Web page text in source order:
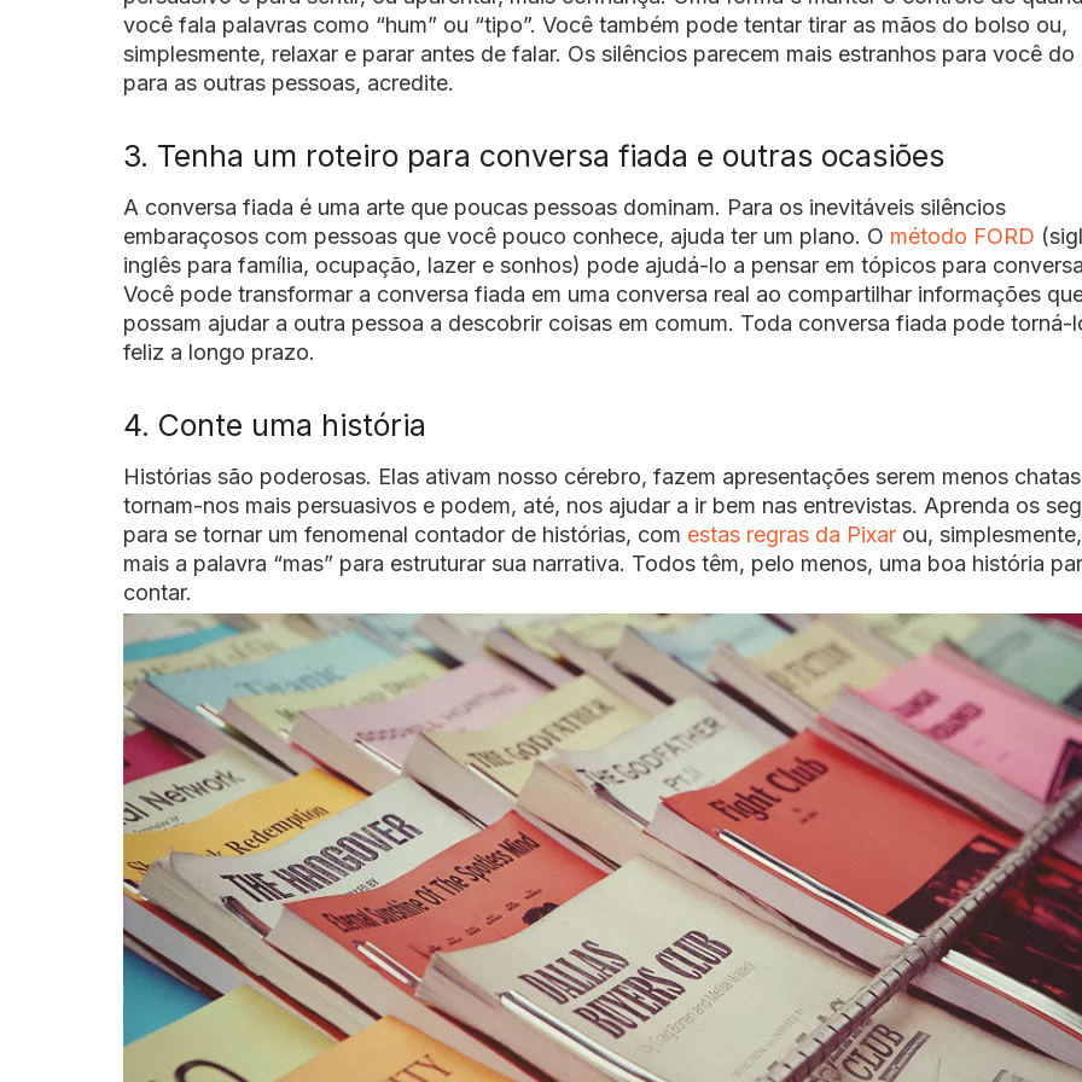
você fala palavras como “hum” ou “tipo”. Você também pode tentar tirar as mãos do bolso ou,
simplesmente, relaxar e parar antes de falar. Os silêncios parecem mais estranhos para você do
para as outras pessoas, acredite.
3. Tenha um roteiro para conversa fiada e outras ocasiões
A conversa fiada é uma arte que poucas pessoas dominam. Para os inevitáveis silêncios
embaraçosos com pessoas que você pouco conhece, ajuda ter um plano. O método FORD
inglês para família, ocupação, lazer e sonhos) pode ajudá-lo a pensar em tópicos para
Você pode transformar a conversa fiada em uma conversa real ao compartilhar informações
possam ajudar a outra pessoa a descobrir coisas em comum. Toda conversa fiada pode torná-
feliz a longo prazo.
4. Conte uma história
Histórias são poderosas. Elas ativam nosso cérebro, fazem apresentações serem menos
tornam-nos mais persuasivos e podem, até, nos ajudar a ir bem nas entrevistas. Aprenda os
para se tornar um fenomenal contador de histórias, com estas regras da Pixar ou,
mais a palavra “mas” para estruturar sua narrativa. Todos têm, pelo menos, uma boa história
contar.